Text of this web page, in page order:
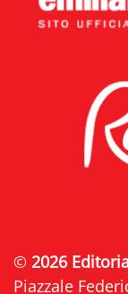
© 2026
Piazzale